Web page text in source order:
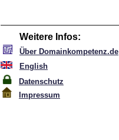
Weitere Infos:
Über Domainkompetenz.de
English
Datenschutz
Impressum